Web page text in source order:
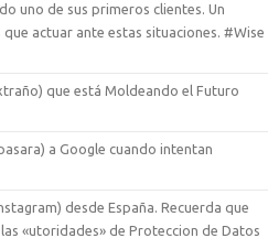
uno de sus primeros clientes. Un
actuar ante estas situaciones. #Wise
que está Moldeando el Futuro
a Google cuando intentan
desde España. Recuerda que
«utoridades» de Proteccion de Datos